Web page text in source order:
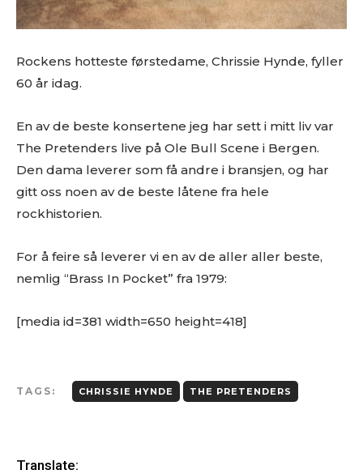
Rockens hotteste førstedame, Chrissie Hynde, fyller
60 år idag.
En av de beste konsertene jeg har sett i mitt liv var
The Pretenders live på Ole Bull Scene i Bergen.
Den dama leverer som få andre i bransjen, og har
gitt oss noen av de beste låtene fra hele
rockhistorien.
For å feire så leverer vi en av de aller aller beste,
nemlig “Brass In Pocket” fra 1979:
[media id=381 width=650 height=418]
TAGS: CHRISSIE HYNDE THE PRETENDERS
Translate: